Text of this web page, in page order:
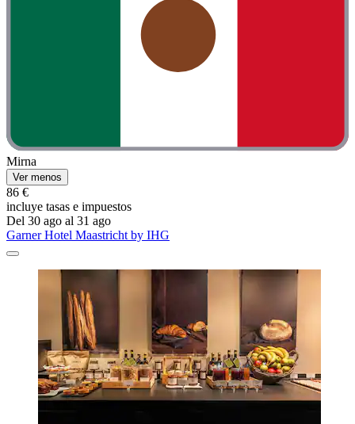
Mirna
Ver menos
86 €
incluye tasas e impuestos
Del 30 ago al 31 ago
Garner Hotel Maastricht by IHG